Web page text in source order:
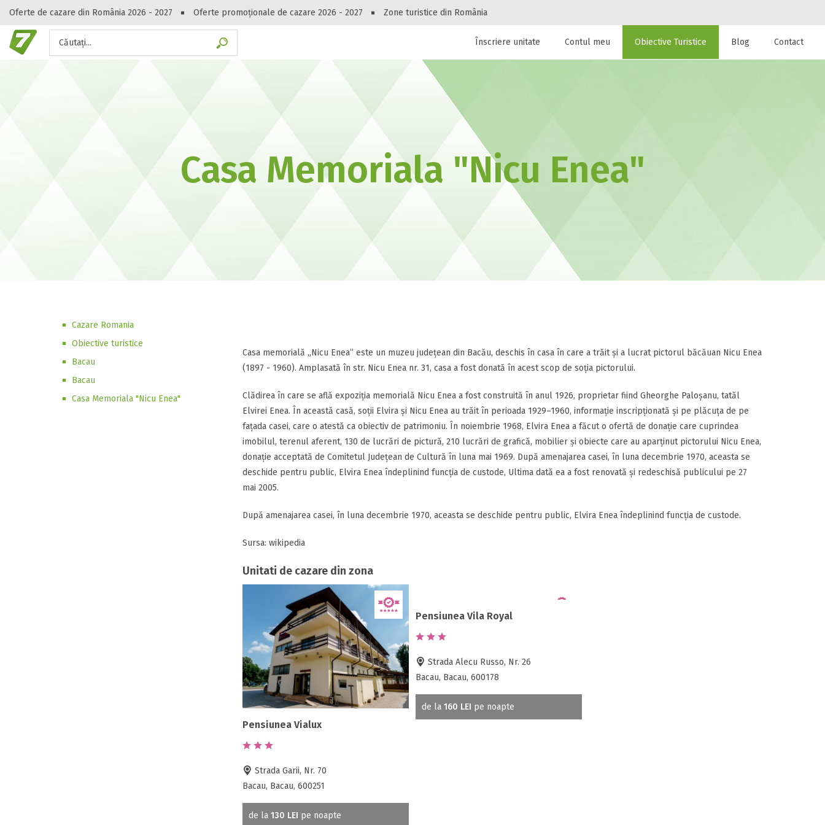
Oferte de cazare din România 2026 - 2027 Oferte promoționale de cazare 2026 - 2027 Zone turistice din România
Căutați...
Peste 10545 oferte de cazare!
Gasești hoteluri, pensiuni, vile, apartamente sau alte unitați de cazare la
cel mai bun preț.
Înscriere unitate Contul meu Obiective Turistice Blog Contact
Casa Memoriala "Nicu Enea"
Cazare Romania
Obiective turistice
Bacau
Bacau
Casa Memoriala "Nicu Enea"
Casa memorială „Nicu Enea” este un muzeu județean din Bacău, deschis în casa în care a trăit și a lucrat pictorul băcăuan Nicu Enea
(1897 - 1960). Amplasată în str. Nicu Enea nr. 31, casa a fost donată în acest scop de soția pictorului.
Clădirea în care se află expoziția memorială Nicu Enea a fost construită în anul 1926, proprietar fiind Gheorghe Paloșanu, tatăl
Elvirei Enea. În această casă, soții Elvira și Nicu Enea au trăit în perioada 1929–1960, informație inscripționată și pe plăcuța de pe
fațada casei, care o atestă ca obiectiv de patrimoniu. În noiembrie 1968, Elvira Enea a făcut o ofertă de donație care cuprindea
imobilul, terenul aferent, 130 de lucrări de pictură, 210 lucrări de grafică, mobilier și obiecte care au aparținut pictorului Nicu Enea,
donație acceptată de Comitetul Județean de Cultură în luna mai 1969. După amenajarea casei, în luna decembrie 1970, aceasta se
deschide pentru public, Elvira Enea îndeplinind funcția de custode, Ultima dată ea a fost renovată și redeschisă publicului pe 27
mai 2005.
După amenajarea casei, în luna decembrie 1970, aceasta se deschide pentru public, Elvira Enea îndeplinind funcția de custode.
Sursa: wikipedia
Unitati de cazare din zona
Pensiunea Vialux
Strada Garii, Nr. 70
Bacau, Bacau, 600251
de la 130 LEI pe noapte
Pensiunea Vila Royal
Strada Alecu Russo, Nr. 26
Bacau, Bacau, 600178
de la 160 LEI pe noapte